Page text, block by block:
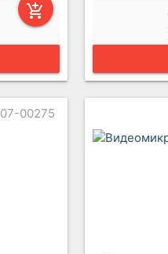
add_shopping_cart
00275